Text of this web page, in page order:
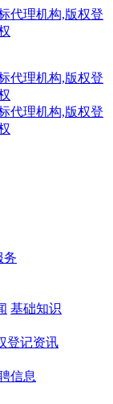
务
基础知识
登记资讯
信息